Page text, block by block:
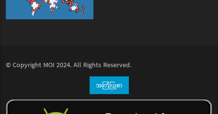
© Copyright MOI 2024. All Rights Reserved.
အကြံပြုစာ